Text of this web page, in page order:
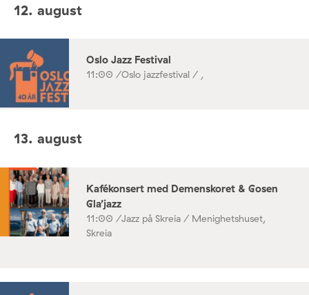
12. august
Oslo Jazz Festival
11:00 /Oslo jazzfestival / ,
13. august
Kafékonsert med Demenskoret & Gosen
Gla’jazz
11:00 /Jazz på Skreia / Menighetshuset,
Skreia